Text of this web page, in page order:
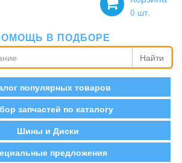
0 шт.
В ПОДБОРЕ
Найти
популярных товаров
запчастей по каталогу
Шины и Диски
предложения